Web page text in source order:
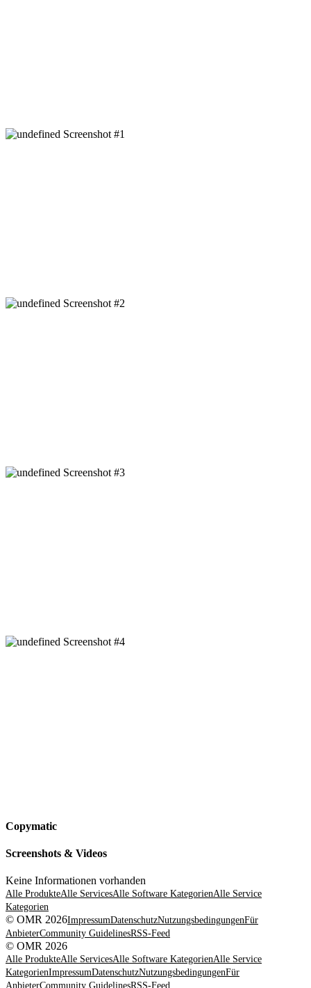
Copymatic
Screenshots & Videos
Keine Informationen vorhanden
Alle ProdukteAlle ServicesAlle Software KategorienAlle Service
Kategorien
© OMR 2026ImpressumDatenschutzNutzungsbedingungenFür
AnbieterCommunity GuidelinesRSS-Feed
© OMR 2026
Alle ProdukteAlle ServicesAlle Software KategorienAlle Service
KategorienImpressumDatenschutzNutzungsbedingungenFür
AnbieterCommunity GuidelinesRSS-Feed